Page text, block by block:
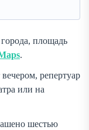
площадь
.
репертуар
или на
шестью